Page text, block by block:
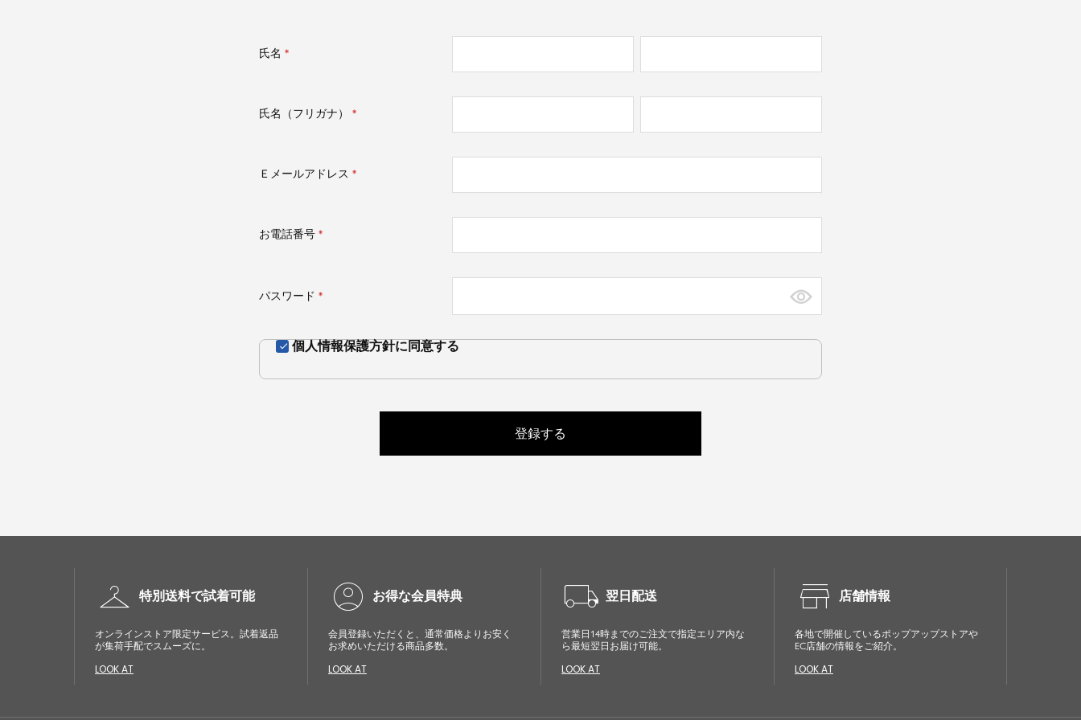
氏名
氏名（フリガナ）
Ｅメールアドレス
お電話番号
パスワード
個人情報保護方針に同意する
登録する
checkroom 特別送料で試着可能
オンラインストア限定サービス。試着返品
が集荷手配でスムーズに。
LOOK AT
account_circle お得な会員特典
会員登録いただくと、通常価格よりお安く
お求めいただける商品多数。
LOOK AT
local_shipping 翌日配送
営業日14時までのご注文で指定エリア内な
ら最短翌日お届け可能。
LOOK AT
store 店舗情報
各地で開催しているポップアップストアや
EC店舗の情報をご紹介。
LOOK AT